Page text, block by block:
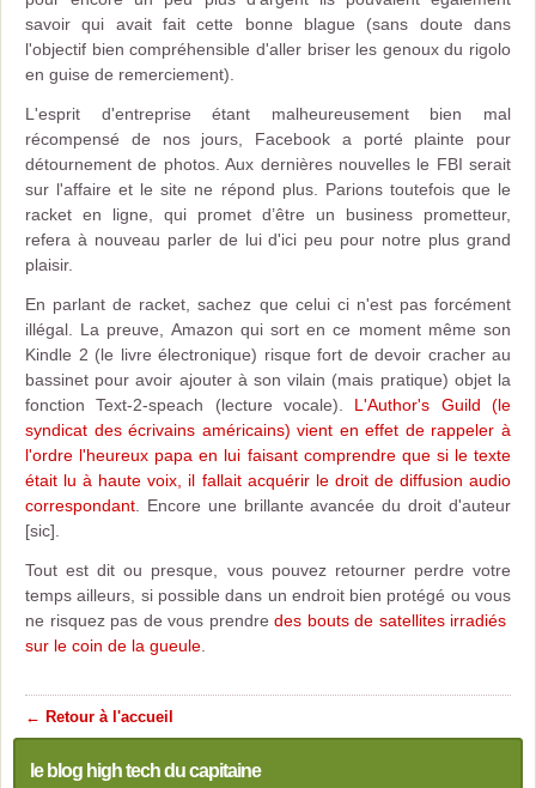
savoir qui avait fait cette bonne blague (sans doute dans
l'objectif bien compréhensible d'aller briser les genoux du rigolo
en guise de remerciement).
L'esprit d'entreprise étant malheureusement bien mal
récompensé de nos jours, Facebook a porté plainte pour
détournement de photos. Aux dernières nouvelles le FBI serait
sur l'affaire et le site ne répond plus. Parions toutefois que le
racket en ligne, qui promet d’être un business prometteur,
refera à nouveau parler de lui d'ici peu pour notre plus grand
plaisir.
En parlant de racket, sachez que celui ci n'est pas forcément
illégal. La preuve, Amazon qui sort en ce moment même son
Kindle 2 (le livre électronique) risque fort de devoir cracher au
bassinet pour avoir ajouter à son vilain (mais pratique) objet la
fonction Text-2-speach (lecture vocale). L'Author's Guild (le
syndicat des écrivains américains) vient en effet de rappeler à
l'ordre l'heureux papa en lui faisant comprendre que si le texte
était lu à haute voix, il fallait acquérir le droit de diffusion audio
correspondant . Encore une brillante avancée du droit d'auteur
[sic].
Tout est dit ou presque, vous pouvez retourner perdre votre
temps ailleurs, si possible dans un endroit bien protégé ou vous
ne risquez pas de vous prendre des bouts de satellites irradiés
sur le coin de la gueule
← Retour à l'accueil
le blog high tech du capitaine